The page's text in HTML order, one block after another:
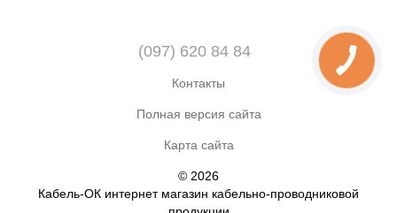
(097) 620 84 84
Контакты
Полная версия сайта
Карта сайта
© 2026
Кабель-ОК интернет магазин кабельно-проводниковой